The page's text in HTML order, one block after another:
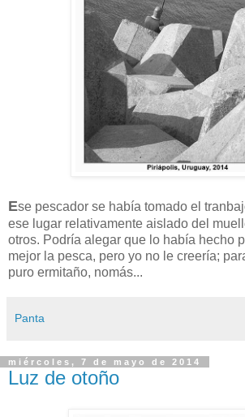
Ese pescador se había tomado el
ese lugar relativamente aislado del
otros. Podría alegar que lo había hecho
mejor la pesca, pero yo no le creería;
puro ermitaño, nomás...
Panta
miércoles, 7 de mayo de 2014
Luz de otoño